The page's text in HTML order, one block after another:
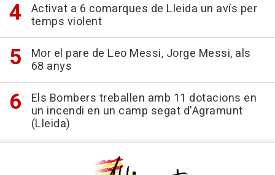
Activat a 6 comarques de Lleida un avís per
temps violent
Mor el pare de Leo Messi, Jorge Messi, als
68 anys
Els Bombers treballen amb 11 dotacions en
un incendi en un camp segat d'Agramunt
(Lleida)